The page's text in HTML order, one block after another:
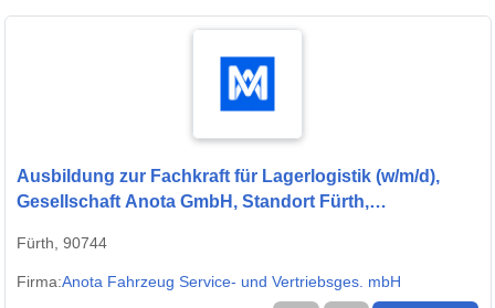
Ausbildung zur Fachkraft für Lagerlogistik (w/m/d),
Gesellschaft Anota GmbH, Standort Fürth,
Fürth, 90744
Firma:Anota Fahrzeug Service- und Vertriebsges. mbH